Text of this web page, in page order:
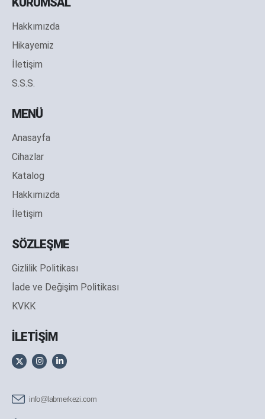
Hakkımızda
Hikayemiz
İletişim
S.S.S.
MENÜ
Anasayfa
Cihazlar
Katalog
Hakkımızda
İletişim
SÖZLEŞME
Gizlilik Politikası
İade ve Değişim Politikası
KVKK
İLETİŞİM
info@labmerkezi.com